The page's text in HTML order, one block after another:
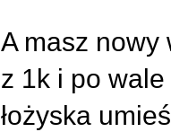
A masz nowy
z 1k i po
łożyska